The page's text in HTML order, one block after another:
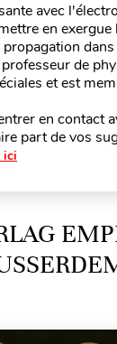
avec
en exergue
de
et est
en contact
part de vos
ici